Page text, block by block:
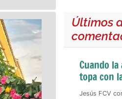
Últimos
Cuando
topa con
Jesús FCV